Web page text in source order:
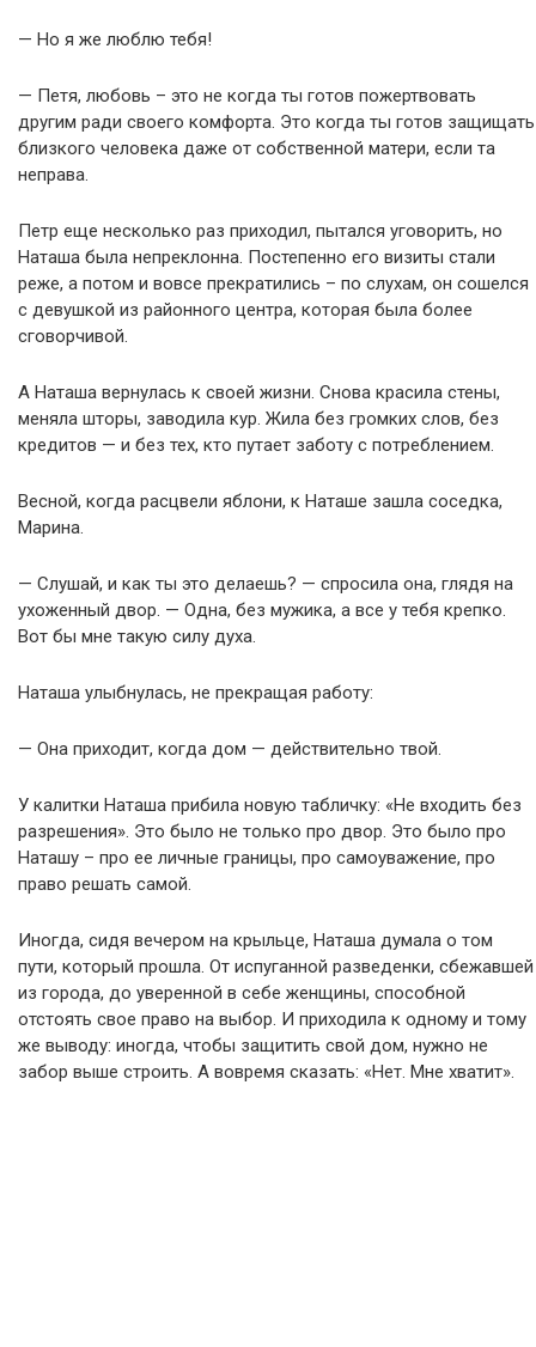
— Но я же люблю тебя!
— Петя, любовь – это не когда ты готов пожертвовать
другим ради своего комфорта. Это когда ты готов защищать
близкого человека даже от собственной матери, если та
неправа.
Петр еще несколько раз приходил, пытался уговорить, но
Наташа была непреклонна. Постепенно его визиты стали
реже, а потом и вовсе прекратились – по слухам, он сошелся
с девушкой из районного центра, которая была более
сговорчивой.
А Наташа вернулась к своей жизни. Снова красила стены,
меняла шторы, заводила кур. Жила без громких слов, без
кредитов — и без тех, кто путает заботу с потреблением.
Весной, когда расцвели яблони, к Наташе зашла соседка,
Марина.
— Слушай, и как ты это делаешь? — спросила она, глядя на
ухоженный двор. — Одна, без мужика, а все у тебя крепко.
Вот бы мне такую силу духа.
Наташа улыбнулась, не прекращая работу:
— Она приходит, когда дом — действительно твой.
У калитки Наташа прибила новую табличку: «Не входить без
разрешения». Это было не только про двор. Это было про
Наташу – про ее личные границы, про самоуважение, про
право решать самой.
Иногда, сидя вечером на крыльце, Наташа думала о том
пути, который прошла. От испуганной разведенки, сбежавшей
из города, до уверенной в себе женщины, способной
отстоять свое право на выбор. И приходила к одному и тому
же выводу: иногда, чтобы защитить свой дом, нужно не
забор выше строить. А вовремя сказать: «Нет. Мне хватит».